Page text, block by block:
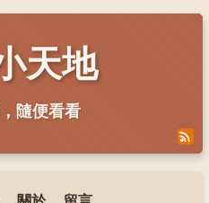
天地
隨便看看